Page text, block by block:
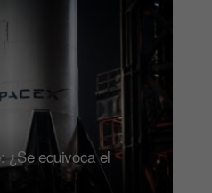
¿Se equivoca el